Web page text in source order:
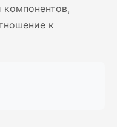
компонентов,
к